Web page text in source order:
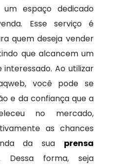
espaço dedicado
Esse serviço é
quem deseja vender
que alcancem um
Ao utilizar
você pode se
e da confiança que a
no mercado,
as chances
da sua prensa
Dessa forma, seja